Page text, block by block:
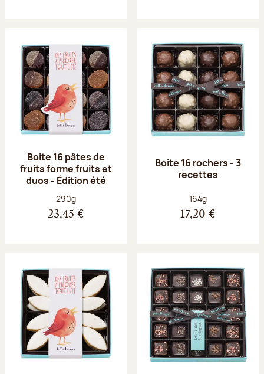
Boite 16 pâtes de
fruits forme fruits et
duos - Édition été
Poids net :
290g
23,45 €
Boite 16 rochers - 3
recettes
Poids net :
164g
17,20 €